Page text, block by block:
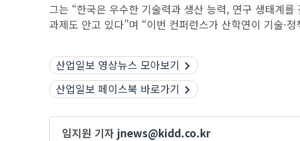
그는 “한국은 우수한 기술력과 생산 능력, 연구 생태계
과제도 안고 있다”며 “이번 컨퍼런스가 산학연이 기술·
산업일보 영상뉴스 모아보기
산업일보 페이스북 바로가기
임지원 기자 jnews@kidd.co.kr